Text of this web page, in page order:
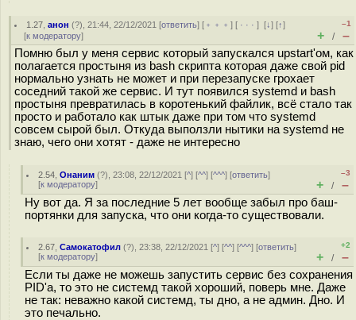
1.27 ,анон (?), 21:44, 22/12/2021 [ответить] [ ﹢﹢﹢] [ · · ·][↓] [↑]
[к модератору]
–1
+ / –
Помню был у меня сервис который запускался upstart'ом, как
полагается простыня из bash скрипта которая даже свой pid
нормально узнать не может и при перезапуске грохает
соседний такой же сервис. И тут появился systemd и bash
простыня превратилась в коротенький файлик, всё стало так
просто и работало как штык даже при том что systemd
совсем сырой был. Откуда выползли нытики на systemd не
знаю, чего они хотят - даже не интересно
2.54 ,Онаним (?), 23:08, 22/12/2021 [^] [^^] [^^^] [ответить]
[к модератору]
–3
+ / –
Ну вот да. Я за последние 5 лет вообще забыл про баш-
портянки для запуска, что они когда-то существовали.
2.67 ,Самокатофил (?), 23:38, 22/12/2021 [^] [^^] [^^^] [ответить]
[к модератору]
+2
+ / –
Если ты даже не можешь запустить сервис без сохранения
PID'a, то это не системд такой хороший, поверь мне. Даже
не так: неважно какой системд, ты дно, а не админ. Дно. И
это печально.